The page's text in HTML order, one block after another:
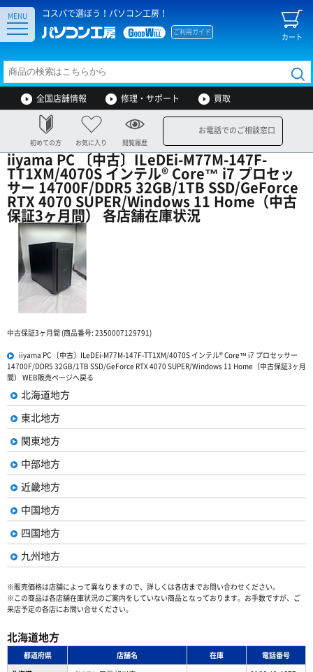
コスパで選ぼう！パソコン工房！
カート
ご利用ガイド
MENU
全国店舗情報 修理・サポート 買取
初めての方 お気に入り 閲覧履歴
お電話でのご相談窓口
iiyama PC 〔中古〕ILeDEi-M77M-147F-
TT1XM/4070S インテル® Core™ i7 プロセッ
サー 14700F/DDR5 32GB/1TB SSD/GeForce
RTX 4070 SUPER/Windows 11 Home（中古
保証3ヶ月間） 各店舗在庫状況
中古保証3ヶ月間 (商品番号: 2350007129791)
iiyama PC 〔中古〕ILeDEi-M77M-147F-TT1XM/4070S インテル® Core™ i7 プロセッサー
14700F/DDR5 32GB/1TB SSD/GeForce RTX 4070 SUPER/Windows 11 Home（中古保証3ヶ月
間） WEB販売ページへ戻る
北海道地方
東北地方
関東地方
中部地方
近畿地方
中国地方
四国地方
九州地方
※販売価格は店舗によって異なりますので、詳しくは各店までお問い合わせください。
※この商品は各店舗在庫状況のご案内をしていない商品となっております。お手数ですが、ご
来店予定の各店にお問い合せください。
北海道地方
都道府県 店舗名 在庫
電話番号